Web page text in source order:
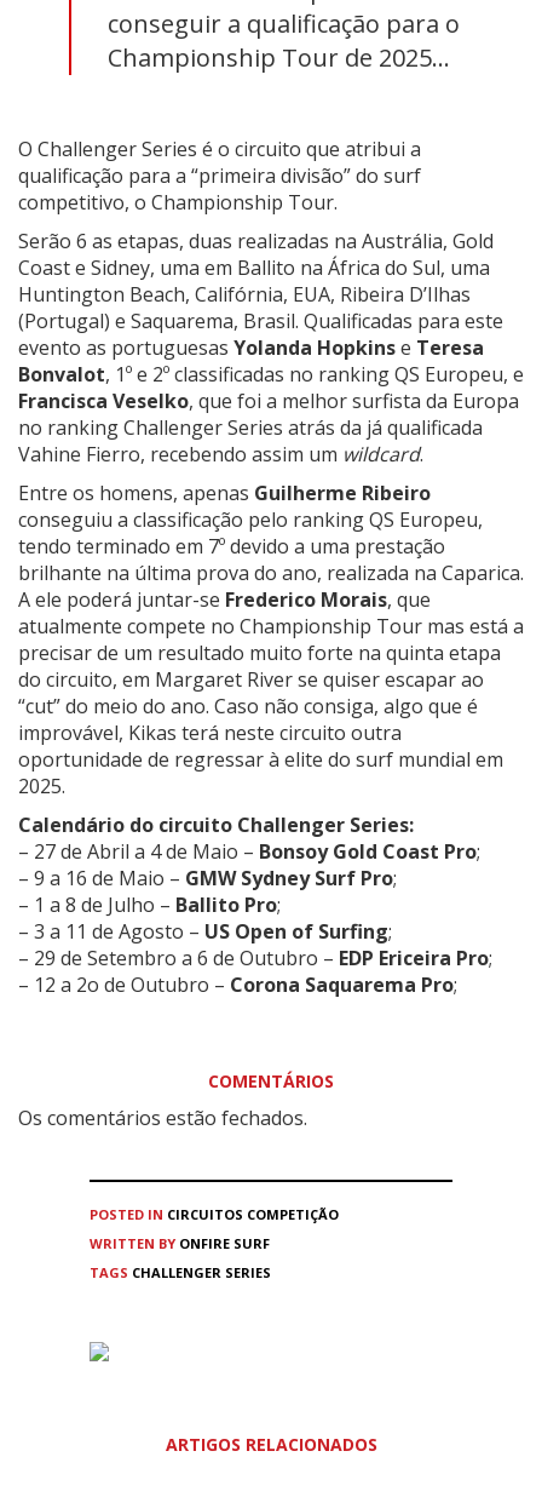
conseguir a qualificação para o
Championship Tour de 2025...
O Challenger Series é o circuito que atribui a
qualificação para a “primeira divisão” do surf
competitivo, o Championship Tour.
Serão 6 as etapas, duas realizadas na Austrália, Gold
Coast e Sidney, uma em Ballito na África do Sul, uma
Huntington Beach, Califórnia, EUA, Ribeira D’Ilhas
(Portugal) e Saquarema, Brasil. Qualificadas para este
evento as portuguesas Yolanda Hopkinse Teresa
Bonvalot, 1º e 2º classificadas no ranking QS Europeu, e
Francisca Veselko, que foi a melhor surfista da Europa
no ranking Challenger Series atrás da já qualificada
Vahine Fierro, recebendo assim um wildcard.
Entre os homens, apenas Guilherme Ribeiro
conseguiu a classificação pelo ranking QS Europeu,
tendo terminado em 7º devido a uma prestação
brilhante na última prova do ano, realizada na Caparica.
A ele poderá juntar-se Frederico Morais, que
atualmente compete no Championship Tour mas está a
precisar de um resultado muito forte na quinta etapa
do circuito, em Margaret River se quiser escapar ao
“cut” do meio do ano. Caso não consiga, algo que é
improvável, Kikas terá neste circuito outra
oportunidade de regressar à elite do surf mundial em
2025.
Calendário do circuito Challenger Series:
– 27 de Abril a 4 de Maio – Bonsoy Gold Coast Pro;
– 9 a 16 de Maio – GMW Sydney Surf Pro;
– 1 a 8 de Julho – Ballito Pro;
– 3 a 11 de Agosto – US Open of Surfing;
– 29 de Setembro a 6 de Outubro – EDP Ericeira Pro;
– 12 a 2o de Outubro – Corona Saquarema Pro;
COMENTÁRIOS
Os comentários estão fechados.
POSTED IN CIRCUITOS COMPETIÇÃO
WRITTEN BY ONFIRE SURF
TAGS CHALLENGER SERIES
ARTIGOS RELACIONADOS